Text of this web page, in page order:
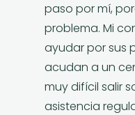
paso por mí,
problema. Mi
ayudar por sus
acudan a un
muy difícil salir
asistencia